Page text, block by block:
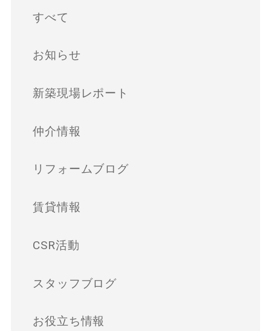
すべて
お知らせ
新築現場レポート
仲介情報
リフォームブログ
賃貸情報
CSR活動
スタッフブログ
お役立ち情報